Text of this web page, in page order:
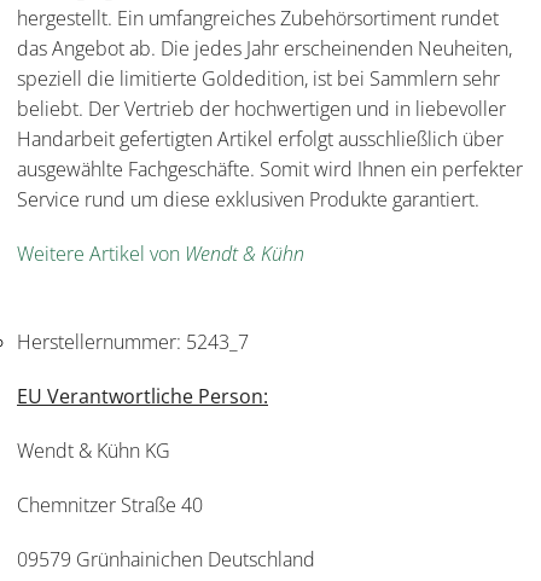
hergestellt. Ein umfangreiches Zubehörsortiment rundet
das Angebot ab. Die jedes Jahr erscheinenden Neuheiten,
speziell die limitierte Goldedition, ist bei Sammlern sehr
beliebt. Der Vertrieb der hochwertigen und in liebevoller
Handarbeit gefertigten Artikel erfolgt ausschließlich über
ausgewählte Fachgeschäfte. Somit wird Ihnen ein perfekter
Service rund um diese exklusiven Produkte garantiert.
Weitere Artikel von Wendt & Kühn
Herstellernummer: 5243_7
EU Verantwortliche Person:
Wendt & Kühn KG
Chemnitzer Straße 40
09579 Grünhainichen Deutschland